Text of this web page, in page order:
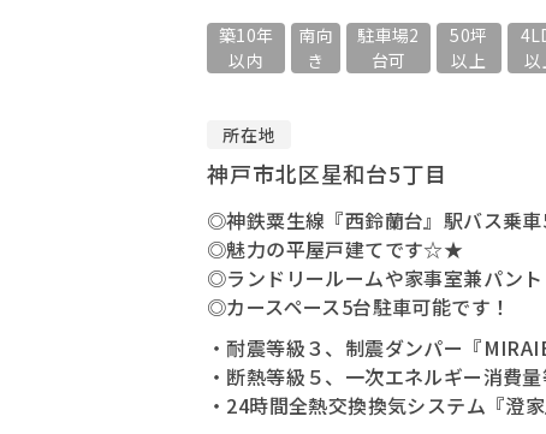
築10年
以内
南向
き
駐車場2
台可
50坪
以上
以
所在地
神戸市北区星和台5丁目
◎神鉄粟生線『西鈴蘭台』駅バス乗
◎魅力の平屋戸建てです☆★
◎ランドリールームや家事室兼パン
◎カースペース5台駐車可能です！
・耐震等級３、制震ダンパー『MIRAIE
・断熱等級５、一次エネルギー消費
・24時間全熱交換換気システム『澄家